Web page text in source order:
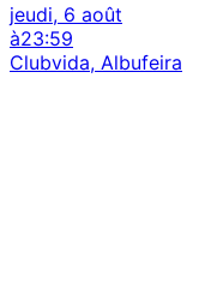
jeudi, 6 août
à23:59
Clubvida, Albufeira